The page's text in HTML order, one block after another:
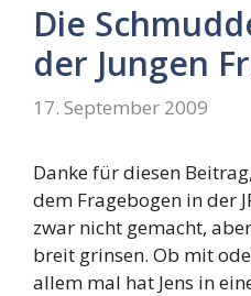
Die
der Jungen
17. September 2009
Danke für diesen
dem Fragebogen in der
zwar nicht gemacht,
breit grinsen. Ob mit
allem mal hat Jens in